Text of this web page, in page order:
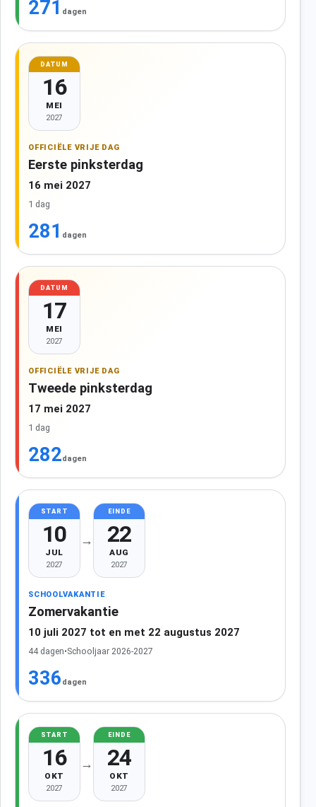
271 dagen
DATUM
16
MEI
2027
OFFICIËLE VRIJE DAG
Eerste pinksterdag
16 mei 2027
1 dag
281 dagen
DATUM
17
MEI
2027
OFFICIËLE VRIJE DAG
Tweede pinksterdag
17 mei 2027
1 dag
282dagen
START
10
JUL
2027
→
EINDE
22
AUG
2027
SCHOOLVAKANTIE
Zomervakantie
10 juli 2027 tot en met 22 augustus 2027
44 dagen•Schooljaar 2026-2027
336 dagen
START
16
OKT
2027
→
EINDE
24
OKT
2027